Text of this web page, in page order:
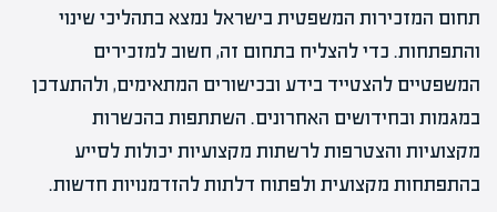
תחום המזכירות המשפטית בישראל נמצא בתהליכי שינוי
והתפתחות. כדי להצליח בתחום זה, חשוב למזכירים
המשפטיים להצטייד בידע ובכישורים המתאימים, ולהתעדכן
במגמות ובחידושים האחרונים. השתתפות בהכשרות
מקצועיות והצטרפות לרשתות מקצועיות יכולות לסייע
בהתפתחות מקצועית ולפתוח דלתות להזדמנויות חדשות.